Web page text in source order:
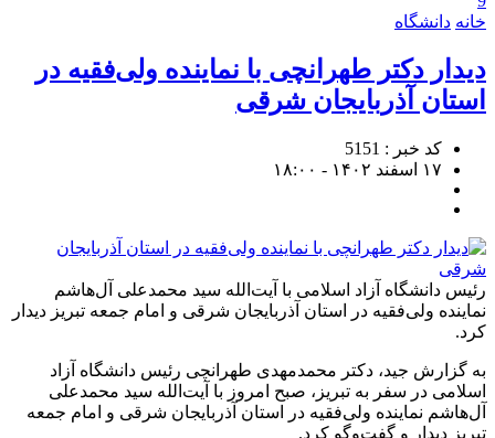
خانه دانشگاه
دیدار دکتر طهرانچی با نماینده ولی‌فقیه در
استان آذربایجان شرقی
کد خبر : 5151
۱۷ اسفند ۱۴۰۲ - ۱۸:۰۰
رئیس دانشگاه آزاد اسلامی با آیت‌الله سید محمدعلی آل‌هاشم
نماینده ولی‌فقیه در استان آذربایجان شرقی و امام جمعه تبریز دیدار
کرد.
به گزارش جید، دکتر محمدمهدی طهرانچی رئیس دانشگاه آزاد
اسلامی در سفر به تبریز، صبح امروز با آیت‌الله سید محمدعلی
آل‌هاشم نماینده ولی‌فقیه در استان آذربایجان شرقی و امام جمعه
تبریز دیدار و گفت‌وگو کرد.